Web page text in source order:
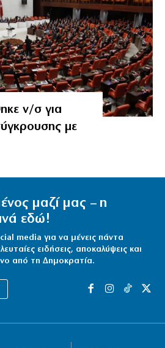
ν/σ για
με
μαζί μας – η
εδώ!
media για να μένεις πάντα
ειδήσεις, αποκαλύψεις και
από τη Δημοκρατία.